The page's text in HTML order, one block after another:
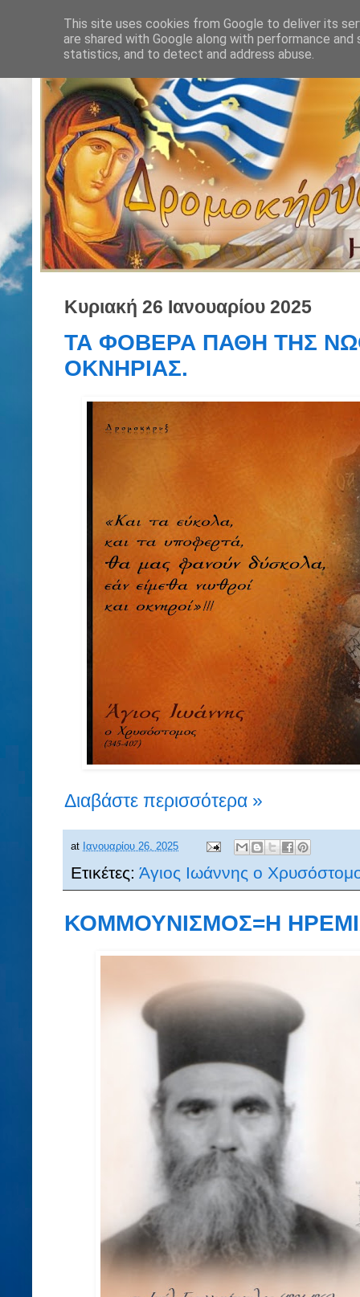
Κυριακή 26 Ιανουαρίου 2025
ΤΑ ΦΟΒΕΡΑ ΠΑΘΗ ΤΗΣ
ΟΚΝΗΡΙΑΣ.
Διαβάστε περισσότερα »
at Ιανουαρίου 26, 2025
Ετικέτες: Άγιος Ιωάννης ο
ΚΟΜΜΟΥΝΙΣΜΟΣ=Η
This site uses cookies from Google to deliver its
are shared with Google along with performance
statistics, and to detect and address abuse.